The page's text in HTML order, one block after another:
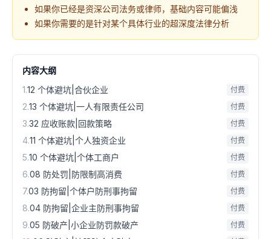
如果你已经是资深公司法务或律师，基础内容可能偏浅
如果你需要的是针对某个具体行业的超深度法律分析
内容大纲
1.12 个体避坑|合伙企业 付费
2.13 个体避坑|一人有限责任公司 付费
3.32 应收账款|回款策略 付费
4.11 个体避坑|个人独资企业 付费
5.10 个体避坑|个体工商户 付费
6.08 防处罚|防限制高消费 付费
7.03 防拘留|个体户防刑事拘留 付费
8.04 防拘留|企业主防刑事拘留 付费
9.05 防破产|小企业防罚款破产 付费